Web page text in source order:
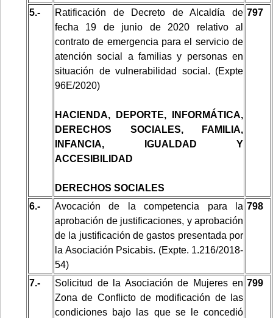
5.-
Ratificación de Decreto de Alcaldía de
fecha 19 de junio de 2020 relativo al
contrato de emergencia para el servicio de
atención social a familias y personas en
situación de vulnerabilidad social. (Expte
96E/2020)
HACIENDA, DEPORTE, INFORMÁTICA,
DERECHOS SOCIALES, FAMILIA,
INFANCIA, IGUALDAD Y
ACCESIBILIDAD
DERECHOS SOCIALES
797
6.-
Avocación de la competencia para la
aprobación de justificaciones, y aprobación
de la justificación de gastos presentada por
la Asociación Psicabis. (Expte. 1.216/2018-
54)
798
7.-
Solicitud de la Asociación de Mujeres en
Zona de Conflicto de modificación de las
condiciones bajo las que se le concedió
799